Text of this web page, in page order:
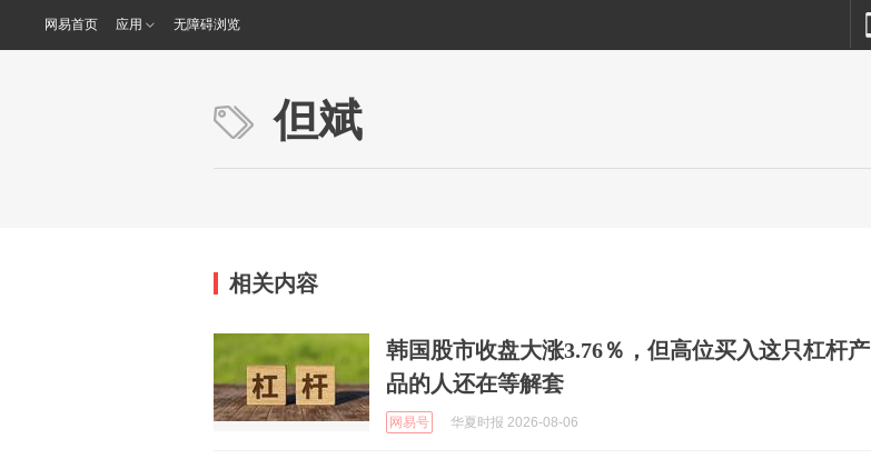
网易首页 应用 无障碍浏览
但斌
相关内容
韩国股市收盘大涨3.76％，但高位买入这只杠杆产
品的人还在等解套
网易号 华夏时报 2026-08-06